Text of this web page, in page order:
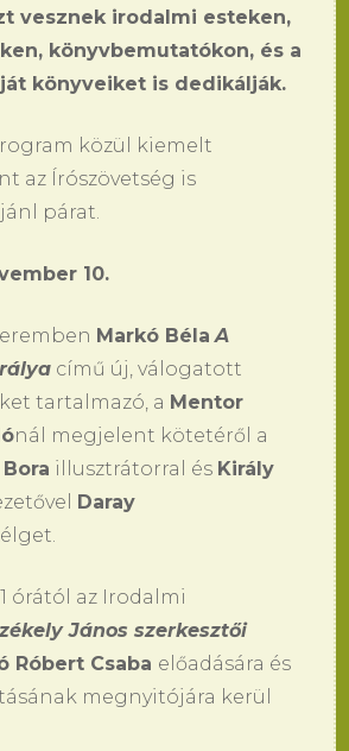
vesznek irodalmi esteken,
könyvbemutatókon, és a
könyveiket is dedikálják.
közül kiemelt
az Írószövetség is
párat.
10.
Markó Béla A
című új, válogatott
tartalmazó, a Mentor
nál megjelent kötetéről a
illusztrátorral és Király
Daray
órától az Irodalmi
János szerkesztői
Róbert Csaba előadására és
megnyitójára kerül